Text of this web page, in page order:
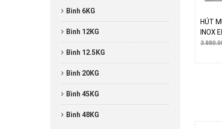
HÚT
INOX
Bình 6KG
Bình 12KG
Bình 12.5KG
Bình 20KG
Bình 45KG
Bình 48KG